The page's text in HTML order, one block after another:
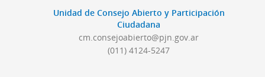
Unidad de Consejo Abierto y Participación
Ciudadana
cm.consejoabierto@pjn.gov.ar
(011) 4124-5247